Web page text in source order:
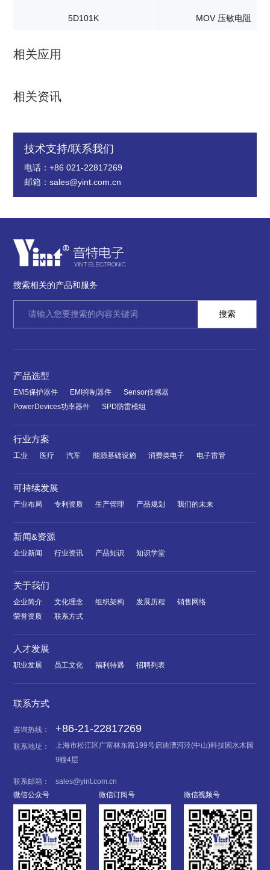
5D101K MOV 压敏电阻
相关应用
相关资讯
技术支持/联系我们
电话：+86 021-22817269
邮箱：sales@yint.com.cn
搜索相关的产品和服务
产品选型
EMS保护器件 EMI抑制器件
Sensor传感器
PowerDevices功率器件
SPD防雷模组
行业方案
工业 医疗 汽车 能源基础设施 消费类电子 电子雷管
可持续发展
产业布局 专利资质 生产管理 产品规划 我们的未来
新闻&资源
企业新闻 行业资讯 产品知识 知识学堂
关于我们
企业简介 文化理念 组织架构 发展历程
销售网络
荣誉资质
联系方式
人才发展
职业发展 员工文化 福利待遇 招聘列表
联系方式
咨询热线： +86-21-22817269
联系地址：
上海市松江区广富林东路199号启迪漕河泾(中山)科技园水木园
9幢4层
联系邮箱：
sales@yint.com.cn
微信公众号
微信订阅号 微信视频号